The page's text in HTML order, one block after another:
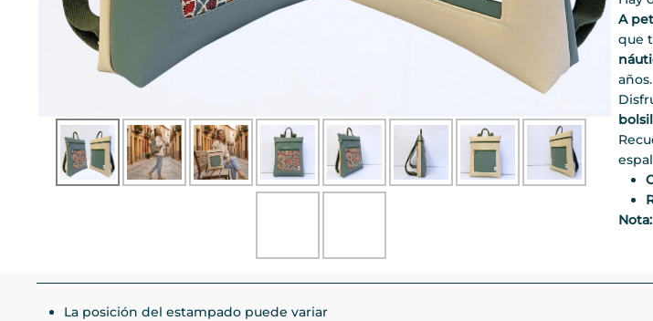
A
que
años.
Nota:
La posición del estampado puede variar